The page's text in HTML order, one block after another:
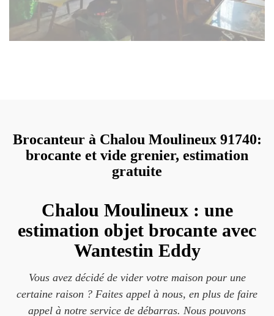
Brocanteur à Chalou Moulineux 91740:
brocante et vide grenier, estimation
gratuite
Chalou Moulineux : une
estimation objet brocante avec
Wantestin Eddy
Vous avez décidé de vider votre maison pour une
certaine raison ? Faites appel à nous, en plus de faire
appel à notre service de débarras. Nous pouvons